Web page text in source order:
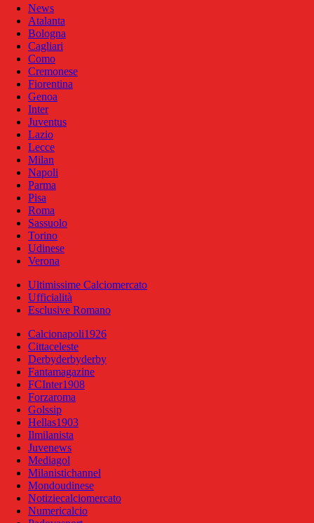
News
Atalanta
Bologna
Cagliari
Como
Cremonese
Fiorentina
Genoa
Inter
Juventus
Lazio
Lecce
Milan
Napoli
Parma
Pisa
Roma
Sassuolo
Torino
Udinese
Verona
Ultimissime Calciomercato
Ufficialità
Esclusive Romano
Calcionapoli1926
Cittaceleste
Derbyderbyderby
Fantamagazine
FCInter1908
Forzaroma
Golssip
Hellas1903
Ilmilanista
Juvenews
Mediagol
Milanistichannel
Mondoudinese
Notiziecalciomercato
Numericalcio